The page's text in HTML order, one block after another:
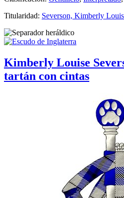
Titularidad: Severson, Kimberly
Kimberly Louise
tartán con cintas